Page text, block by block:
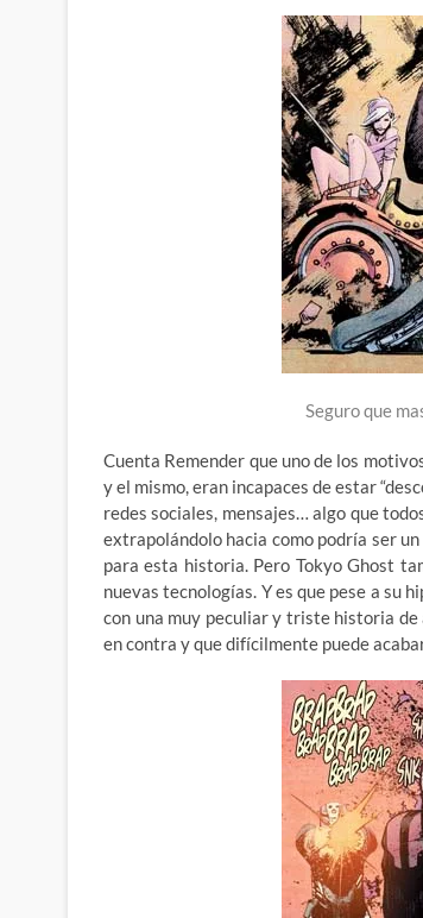
Seguro que
Cuenta Remender que uno de los
y el mismo, eran incapaces de estar
redes sociales, mensajes… algo que
extrapolándolo hacia como podría ser
para esta historia. Pero Tokyo Ghost
nuevas tecnologías. Y es que pese a su
con una muy peculiar y triste historia
en contra y que difícilmente puede